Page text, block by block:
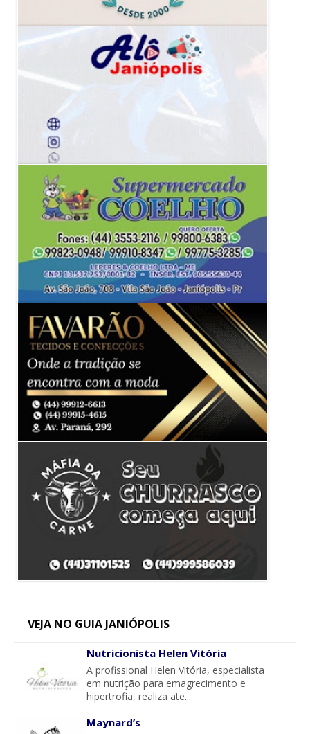
VEJA NO GUIA JANIÓPOLIS
Nutricionista Helen Vitória
A profissional Helen Vitória, especialista
em nutrição para emagrecimento e
hipertrofia, realiza ate...
Maynard’s